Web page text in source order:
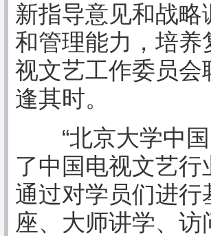
新指导意见和战
和管理能力，培
视文艺工作委员
逢其时。
“北京大学中国
了中国电视文艺
通过对学员们进
座、大师讲学、